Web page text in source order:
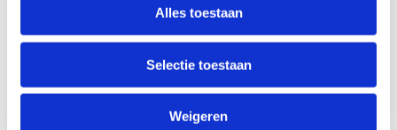
Alles toestaan
Selectie toestaan
Weigeren